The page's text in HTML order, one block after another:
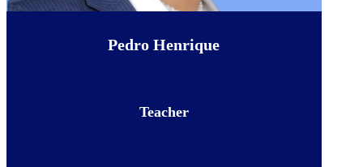
Pedro Henrique
Teacher